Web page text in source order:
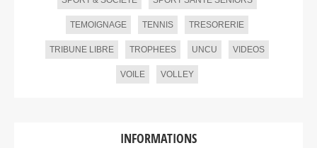
TEMOIGNAGE TENNIS TRESORERIE
TRIBUNE LIBRE TROPHEES UNCU VIDEOS
VOILE VOLLEY
INFORMATIONS